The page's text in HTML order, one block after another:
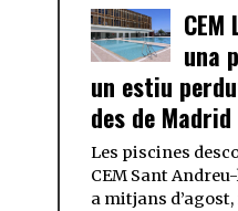
una
un estiu
des de Madrid
Les piscines
CEM Sant
a mitjans